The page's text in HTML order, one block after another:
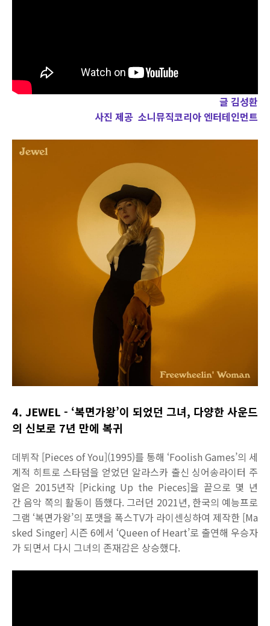
글 김성환
사진 제공 소니뮤직코리아 엔터테인먼트
4. JEWEL - ‘복면가왕’이 되었던 그녀, 다양한 사운드
의 신보로 7년 만에 복귀
데뷔작 [Pieces of You](1995)를 통해 ‘Foolish Games’의 세
계적 히트로 스타덤을 얻었던 알라스카 출신 싱어송라이터 주
얼은 2015년작 [Picking Up the Pieces]을 끝으로 몇 년
간 음악 쪽의 활동이 뜸했다. 그러던 2021년, 한국의 예능프로
그램 ‘복면가왕’의 포맷을 폭스TV가 라이센싱하여 제작한 [Ma
sked Singer] 시즌 6에서 ‘Queen of Heart’로 출연해 우승자
가 되면서 다시 그녀의 존재감은 상승했다.